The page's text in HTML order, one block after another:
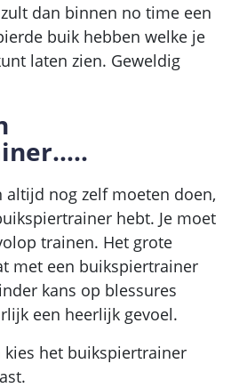
dan binnen no time een
buik hebben welke je
laten zien. Geweldig
altijd nog zelf moeten doen,
hebt. Je moet
trainen. Het grote
met een buikspiertrainer
kans op blessures
een heerlijk gevoel.
het buikspiertrainer